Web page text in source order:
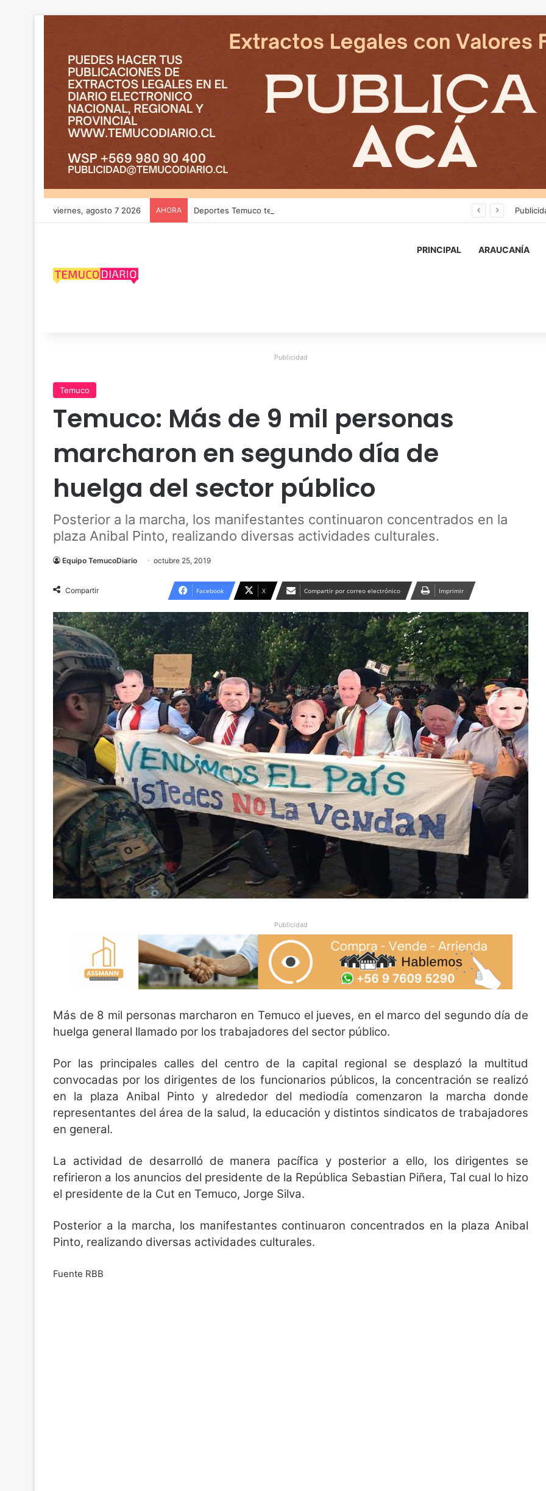
viernes, agosto 7 2026 AHORA
PRINCIPAL ARAUCANÍA
Publicidad
Temuco
Temuco: Más de 9 mil personas
marcharon en segundo día de
huelga del sector público
Posterior a la marcha, los manifestantes continuaron concentrados en la
plaza Anibal Pinto, realizando diversas actividades culturales.
Equipo TemucoDiario octubre 25, 2019
Compartir Facebook X Compartir por correo electrónico Imprimir
Publicidad
Más de 8 mil personas marcharon en Temuco el jueves, en el marco del segundo día de
huelga general llamado por los trabajadores del sector público.
Por las principales calles del centro de la capital regional se desplazó la multitud
convocadas por los dirigentes de los funcionarios públicos, la concentración se realizó
en la plaza Anibal Pinto y alrededor del mediodía comenzaron la marcha donde
representantes del área de la salud, la educación y distintos sindicatos de trabajadores
en general.
La actividad de desarrolló de manera pacífica y posterior a ello, los dirigentes se
refirieron a los anuncios del presidente de la República Sebastian Piñera, Tal cual lo hizo
el presidente de la Cut en Temuco, Jorge Silva.
Posterior a la marcha, los manifestantes continuaron concentrados en la plaza Anibal
Pinto, realizando diversas actividades culturales.
Fuente RBB